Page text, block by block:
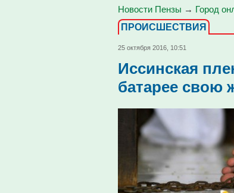
Новости Пензы → Город
ПРОИCШЕСТВИЯ
25 октября 2016, 10:51
Иссинская
батарее свою